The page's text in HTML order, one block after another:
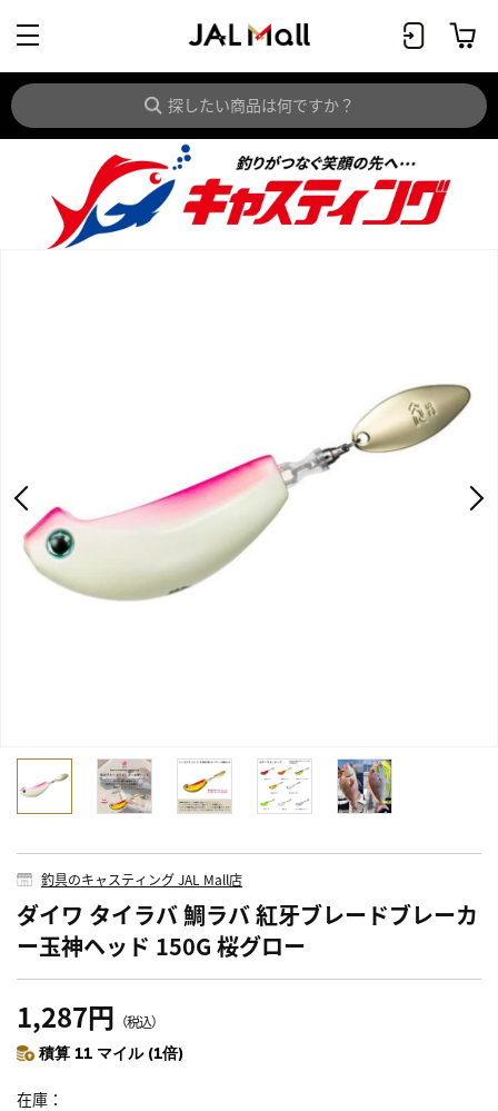
釣具のキャスティング JAL Mall店
ダイワ タイラバ 鯛ラバ 紅牙ブレードブレーカ
ー玉神ヘッド 150G 桜グロー
1,287円 （税込）
積算 11 マイル (1倍)
在庫